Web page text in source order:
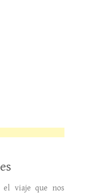
el viaje que nos